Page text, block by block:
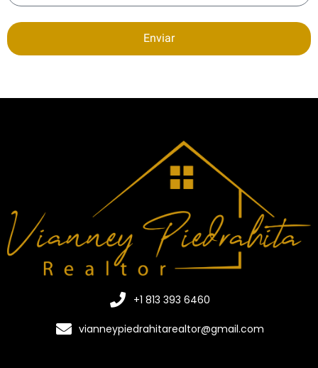
Enviar
+1 813 393 6460
vianneypiedrahitarealtor@gmail.com